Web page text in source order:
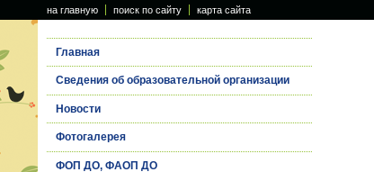
на главную поиск по сайту карта сайта
Главная
Сведения об образовательной организации
Новости
Фотогалерея
ФОП ДО, ФАОП ДО